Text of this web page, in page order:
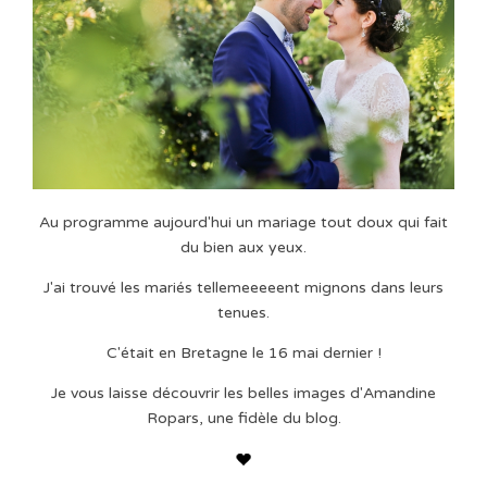
Au programme aujourd'hui un mariage tout doux qui fait
du bien aux yeux.
J'ai trouvé les mariés tellemeeeeent mignons dans leurs
tenues.
C'était en Bretagne le 16 mai dernier !
Je vous laisse découvrir les belles images d'Amandine
Ropars, une fidèle du blog.